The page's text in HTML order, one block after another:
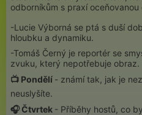
odborníkům s praxí
-Lucie Výborná se ptá s duší
hloubku a dynamiku.
-Tomáš Černý je reportér se
zvuku, který nepotřebuje obraz.
📺 Pondělí - známí tak, jak je
neuslyšíte.
🎧 Čtvrtek - Příběhy hostů, co